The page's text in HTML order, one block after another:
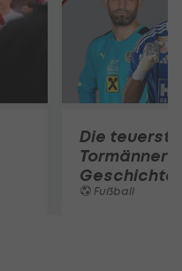
Die
Tormänner
Geschichte
Fußball